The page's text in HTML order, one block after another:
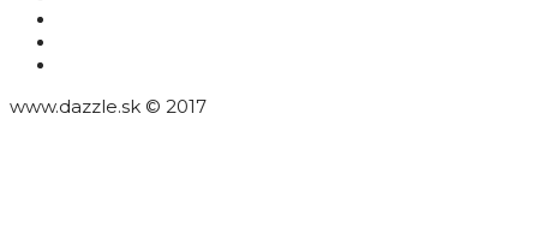
www.dazzle.sk © 2017